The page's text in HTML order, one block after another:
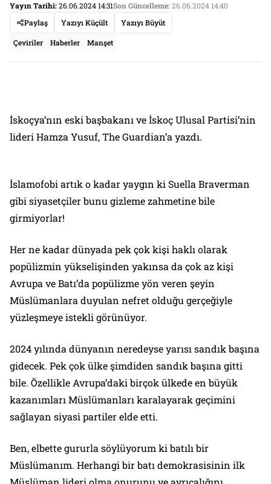
Yayın Tarihi:26.06.2024 14:31Son Güncelleme:26.06.2024 14:40
Paylaş
Yazıyı Küçült Yazıyı Büyüt
Çeviriler Haberler Manşet
İskoçya’nın eski başbakanı ve İskoç Ulusal Partisi’nin
lideri Hamza Yusuf, The Guardian’a yazdı.
İslamofobi artık o kadar yaygın ki Suella Braverman
gibi siyasetçiler bunu gizleme zahmetine bile
girmiyorlar!
Her ne kadar dünyada pek çok kişi haklı olarak
popülizmin yükselişinden yakınsa da çok az kişi
Avrupa ve Batı’da popülizme yön veren şeyin
Müslümanlara duyulan nefret olduğu gerçeğiyle
yüzleşmeye istekli görünüyor.
2024 yılında dünyanın neredeyse yarısı sandık başına
gidecek. Pek çok ülke şimdiden sandık başına gitti
bile. Özellikle Avrupa’daki birçok ülkede en büyük
kazanımları Müslümanları karalayarak geçimini
sağlayan siyasi partiler elde etti.
Ben, elbette gururla söylüyorum ki batılı bir
Müslümanım. Herhangi bir batı demokrasisinin ilk